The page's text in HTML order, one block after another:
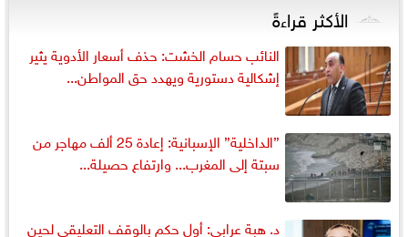
الأكثر قراءةً
النائب حسام الخشت: حذف أسعار الأدوية يثير
إشكالية دستورية ويهدد حق المواطن...
”الداخلية” الإسبانية: إعادة 25 ألف مهاجر من
سبتة إلى المغرب... وارتفاع حصيلة...
د. هبة عرابي: أول حكم بالوقف التعليقي لحين